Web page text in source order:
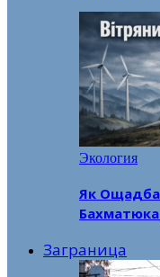
Экология
Як
Бахматюка
Заграница